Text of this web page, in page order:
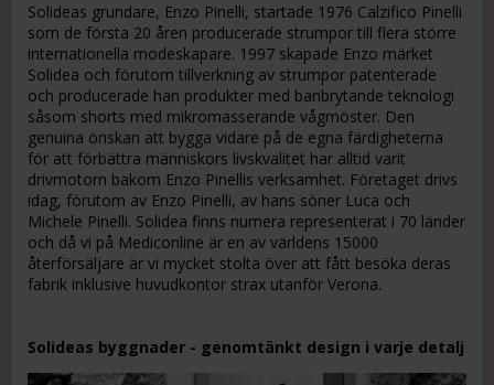
Solideas grundare, Enzo Pinelli, startade 1976 Calzifico Pinelli
som de första 20 åren producerade strumpor till flera större
internationella modeskapare. 1997 skapade Enzo märket
Solidea och förutom tillverkning av strumpor patenterade
och producerade han produkter med banbrytande teknologi
såsom shorts med mikromasserande vågmöster. Den
genuina önskan att bygga vidare på de egna färdigheterna
för att förbättra människors livskvalitet har alltid varit
drivmotorn bakom Enzo Pinellis verksamhet. Företaget drivs
idag, förutom av Enzo Pinelli, av hans söner Luca och
Michele Pinelli. Solidea finns numera representerat i 70 länder
och då vi på Mediconline är en av världens 15000
återförsäljare är vi mycket stolta över att fått besöka deras
fabrik inklusive huvudkontor strax utanför Verona.
Solideas byggnader - genomtänkt design i varje detalj